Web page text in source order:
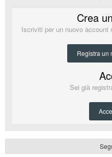
Crea
Iscriviti per un nuovo
Registra un
Sei già